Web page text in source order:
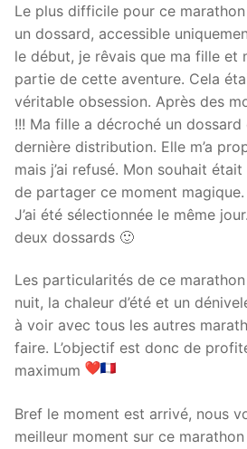
Le plus difficile pour ce
un dossard, accessible
le début, je rêvais que ma fille et
partie de cette aventure. Cela
véritable obsession. Après des
!!! Ma fille a décroché un dossard
dernière distribution. Elle m’a
mais j’ai refusé. Mon souhait
de partager ce moment
J’ai été sélectionnée le même
deux dossards 🙂
Les particularités de ce
nuit, la chaleur d’été et un
à voir avec tous les autres
faire. L’objectif est donc de
maximum
Bref le moment est arrivé, nous
meilleur moment sur ce